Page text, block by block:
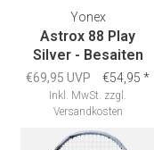
Yonex
Astrox 88 Play
Silver - Besaiten
€69,95 UVP €54,95 *
Inkl. MwSt. zzgl.
Versandkosten